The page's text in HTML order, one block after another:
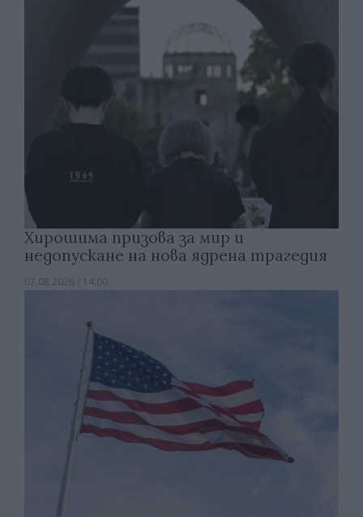
Хирошима призова за мир и
недопускане на нова ядрена трагедия
07.08.2026 / 14:00